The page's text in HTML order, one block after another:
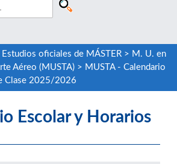
Estudios oficiales de MÁSTER> M. U. en
Aéreo (MUSTA)> MUSTA - Calendario
Clase 2025/2026
Escolar y Horarios